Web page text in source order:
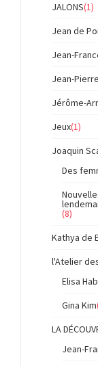
JALONS(1)
Jean de
Jean-
Jean-
Jérôme-
Jeux(1)
Joaquin
Des
(8)
Kathya de
l'Atelier
Elisa
Gina Kim
LA
Jean-